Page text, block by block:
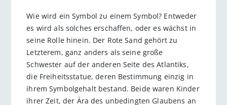
Wie wird ein Symbol zu einem Symbol? Entweder
es wird als solches erschaffen, oder es wächst in
seine Rolle hinein. Der Rote Sand gehört zu
Letzterem, ganz anders als seine große
Schwester auf der anderen Seite des Atlantiks,
die Freiheitsstatue, deren Bestimmung einzig in
ihrem Symbolgehalt bestand. Beide waren Kinder
ihrer Zeit, der Ära des unbedingten Glaubens an